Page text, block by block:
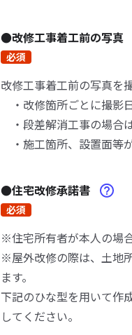
●改修工事着工前の写真
必須
改修工事着工前の写真を
・改修箇所ごとに撮影
・段差解消工事の場合
・施工箇所、設置面等
●住宅改修承諾書
必須
※住宅所有者が本人の場
※屋外改修の際は、土地
ます。
下記のひな型を用いて作
してください。